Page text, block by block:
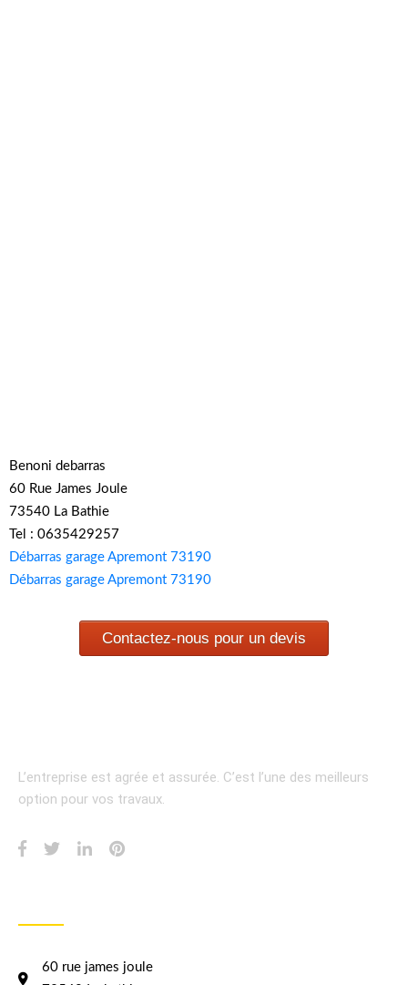
Benoni debarras
60 Rue James Joule
73540 La Bathie
Tel : 0635429257
Débarras garage Apremont 73190
Débarras garage Apremont 73190
Contactez-nous pour un devis
L’entreprise est agrée et assurée. C’est l’une des meilleurs
option pour vos travaux.
60 rue james joule